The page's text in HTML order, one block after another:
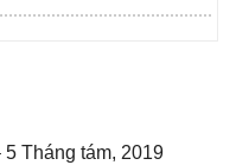
5 Tháng tám, 2019